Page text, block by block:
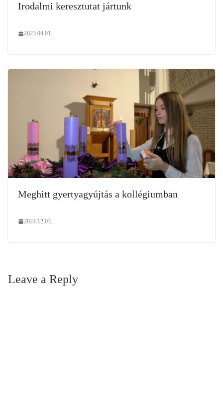
Irodalmi keresztutat jártunk
2023.04.01.
Meghitt gyertyagyújtás a kollégiumban
2024.12.03.
Leave a Reply